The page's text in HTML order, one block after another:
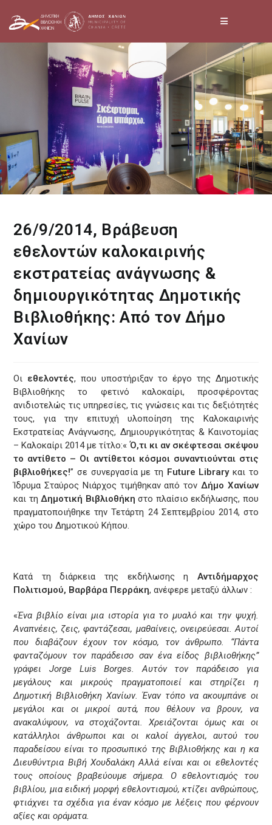
26/9/2014, Βράβευση
εθελοντών καλοκαιρινής
εκστρατείας ανάγνωσης &
δημιουργικότητας Δημοτικής
Βιβλιοθήκης: Από τον Δήμο
Χανίων
Οι εθελοντές, που υποστήριξαν το έργο της Δημοτικής
Βιβλιοθήκης το φετινό καλοκαίρι, προσφέροντας
ανιδιοτελώς τις υπηρεσίες, τις γνώσεις και τις δεξιότητές
τους, για την επιτυχή υλοποίηση της Καλοκαιρινής
Εκστρατείας Ανάγνωσης, Δημιουργικότητας & Καινοτομίας
– Καλοκαίρι 2014 με τίτλο:«Ό,τι κι αν σκέφτεσαι σκέψου
το αντίθετο – Οι αντίθετοι κόσμοι συναντιούνται στις
βιβλιοθήκες!” σε συνεργασία με τη Future Libraryκαι το
Ίδρυμα Σταύρος Νιάρχος τιμήθηκαν από τον Δήμο Χανίων
και τηΔημοτική Βιβλιοθήκη στο πλαίσιο εκδήλωσης, που
πραγματοποιήθηκε την Τετάρτη 24 Σεπτεμβρίου 2014, στο
χώρο του Δημοτικού Κήπου.
Κατά τη διάρκεια της εκδήλωσης η Αντιδήμαρχος
Πολιτισμού, Βαρβάρα Περράκη, ανέφερε μεταξύ άλλων :
«Ένα βιβλίο είναι μια ιστορία για το μυαλό και την ψυχή.
Αναπνέεις, ζεις, φαντάζεσαι, μαθαίνεις, ονειρεύεσαι. Αυτοί
που διαβάζουν έχουν τον κόσμο, τον άνθρωπο. “Πάντα
φανταζόμουν τον παράδεισο σαν ένα είδος βιβλιοθήκης”
γράφει Jorge Luis Borges. Αυτόν τον παράδεισο για
μεγάλους και μικρούς πραγματοποιεί και στηρίζει η
Δημοτική Βιβλιοθήκη Χανίων. Έναν τόπο να ακουμπάνε οι
μεγάλοι και οι μικροί αυτά, που θέλουν να βρουν, να
ανακαλύψουν, να στοχάζονται. Χρειάζονται όμως και οι
κατάλληλοι άνθρωποι και οι καλοί άγγελοι, αυτού του
παραδείσου είναι το προσωπικό της Βιβλιοθήκης και η κα
Διευθύντρια Βιβή Χουδαλάκη Αλλά είναι και οι εθελοντές
τους οποίους βραβεύουμε σήμερα. Ο εθελοντισμός του
βιβλίου, μια ειδική μορφή εθελοντισμού, κτίζει ανθρώπους,
φτιάχνει τα σχέδια για έναν κόσμο με λέξεις που φέρνουν
αξίες και οράματα.